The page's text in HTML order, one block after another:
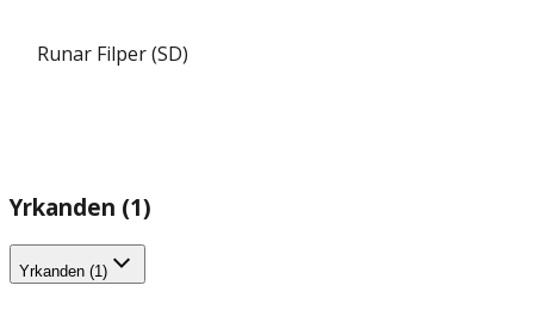
Runar Filper (SD)
Yrkanden (1)
Yrkanden (1)